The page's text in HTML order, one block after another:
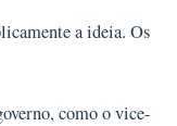
a ideia. Os
como o vice-